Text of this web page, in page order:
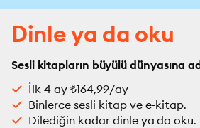
Dinle ya da oku
Sesli kitapların büyülü dünyasına
İlk 4 ay ₺164,99/ay
Binlerce sesli kitap ve e-kitap.
Dilediğin kadar dinle ya da oku.